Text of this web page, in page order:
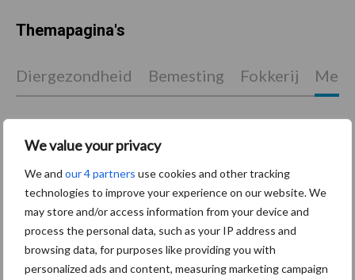
We value your privacy
We and our 4 partners use cookies and other tracking
technologies to improve your experience on our website. We
may store and/or access information from your device and
process the personal data, such as your IP address and
browsing data, for purposes like providing you with
personalized ads and content, measuring marketing campaign
Themapagina's
Diergezondheid Bemesting Fokkerij
Bedrijfsnieuws
Voerhekken
Toon meer